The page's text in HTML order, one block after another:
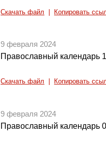
Скачать файл Копировать
9 февраля 2024
Православный календарь
Скачать файл Копировать
9 февраля 2024
Православный календарь